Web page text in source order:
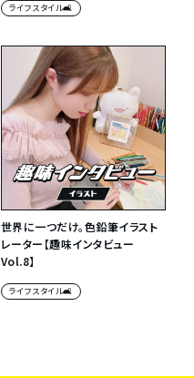
ライフスタイル🛋
世界に一つだけ。色鉛筆イラスト
レーター【趣味インタビュー
Vol.8】
ライフスタイル🛋